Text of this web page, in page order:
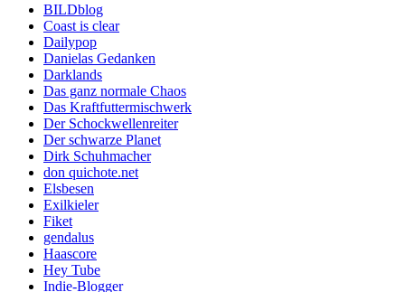
BILDblog
Coast is clear
Dailypop
Danielas Gedanken
Darklands
Das ganz normale Chaos
Das Kraftfuttermischwerk
Der Schockwellenreiter
Der schwarze Planet
Dirk Schuhmacher
don quichote.net
Elsbesen
Exilkieler
Fiket
gendalus
Haascore
Hey Tube
Indie-Blogger